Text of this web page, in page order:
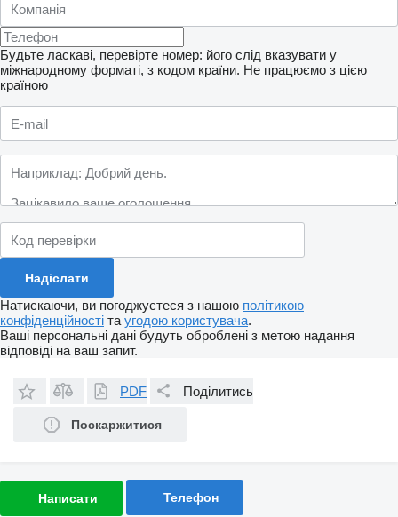
Будьте ласкаві, перевірте номер: його слід вказувати у
міжнародному форматі, з кодом країни. Не працюємо з цією
країною
Натискаючи, ви погоджуєтеся з нашою політикою
конфіденційності таугодою користувача.
Ваші персональні дані будуть оброблені з метою надання
відповіді на ваш запит.
PDF Поділитись
Поскаржитися
Написати Телефон